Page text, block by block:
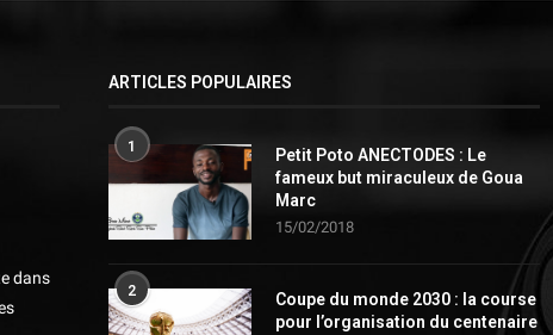
dans
ARTICLES POPULAIRES
1
Petit Poto ANECTODES : Le
fameux but miraculeux de Goua
Marc
15/02/2018
2
Coupe du monde 2030 : la course
pour l’organisation du centenaire